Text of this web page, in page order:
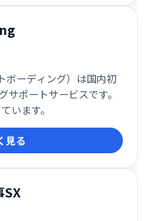
ーディング）は国内初
サポートサービスです。
います。
見る
SX